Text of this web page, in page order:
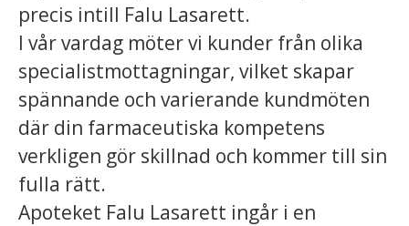
precis intill Falu Lasarett.
I vår vardag möter vi kunder från olika
specialistmottagningar, vilket skapar
spännande och varierande kundmöten
där din farmaceutiska kompetens
verkligen gör skillnad och kommer till sin
fulla rätt.
Apoteket Falu Lasarett ingår i en